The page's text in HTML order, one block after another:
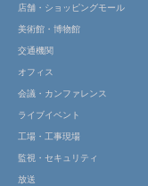
店舗・ショッピングモール
美術館・博物館
交通機関
オフィス
会議・カンファレンス
ライブイベント
工場・工事現場
監視・セキュリティ
放送